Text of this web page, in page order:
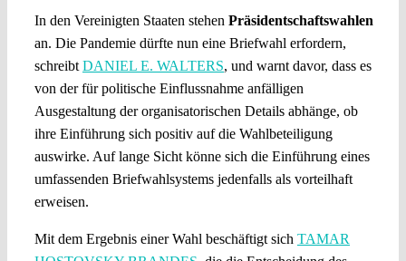
In den Vereinigten Staaten stehen Präsidentschaftswahlen
an. Die Pandemie dürfte nun eine Briefwahl erfordern,
schreibt DANIEL E. WALTERS, und warnt davor, dass es
von der für politische Einflussnahme anfälligen
Ausgestaltung der organisatorischen Details abhänge, ob
ihre Einführung sich positiv auf die Wahlbeteiligung
auswirke. Auf lange Sicht könne sich die Einführung eines
umfassenden Briefwahlsystems jedenfalls als vorteilhaft
erweisen.
Mit dem Ergebnis einer Wahl beschäftigt sich TAMAR